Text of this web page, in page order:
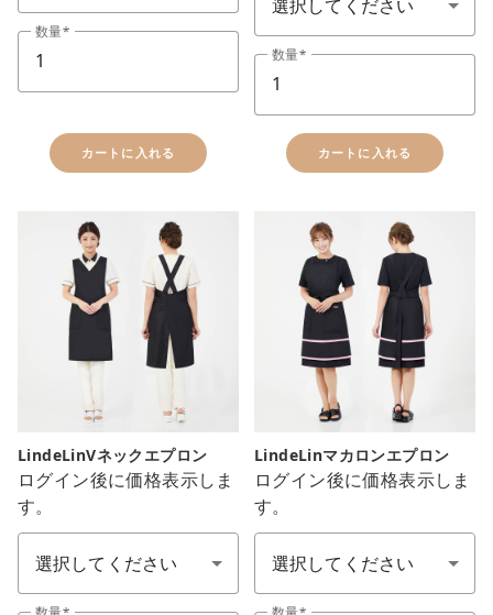
数量
カートに入れる
数量
カートに入れる
LindeLinVネックエプロン
ログイン後に価格表示しま
す。
色：カラ-
LindeLinマカロンエプロン
ログイン後に価格表示しま
す。
ユニフォーム カラー(制服顏